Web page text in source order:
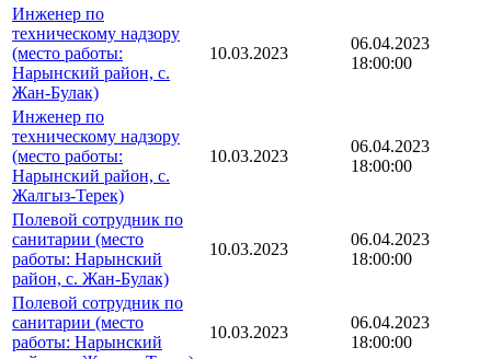
Инженер по
техническому надзору
(место работы:
Нарынский район, с.
Жан-Булак)
10.03.2023
06.04.2023
18:00:00
Инженер по
техническому надзору
(место работы:
Нарынский район, с.
Жалгыз-Терек)
10.03.2023
06.04.2023
18:00:00
Полевой сотрудник по
санитарии (место
работы: Нарынский
район, с. Жан-Булак)
10.03.2023
06.04.2023
18:00:00
Полевой сотрудник по
санитарии (место
работы: Нарынский
10.03.2023
06.04.2023
18:00:00